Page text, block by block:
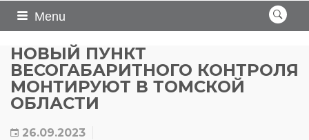
Menu
НОВЫЙ ПУНКТ
ВЕСОГАБАРИТНОГО КОНТРОЛЯ
МОНТИРУЮТ В ТОМСКОЙ
ОБЛАСТИ
26.09.2023